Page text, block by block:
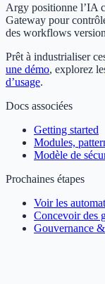
Argy positionne l’IA
Gateway pour
des workflows
Prêt à industrialiser
une démo, explorez
d’usage.
Docs associées
Getting started
Modules,
Modèle de
Prochaines étapes
Voir les
Concevoir des
Gouvernance